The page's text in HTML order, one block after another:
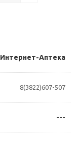
Интернет-Аптека
8(3822)607-507
---